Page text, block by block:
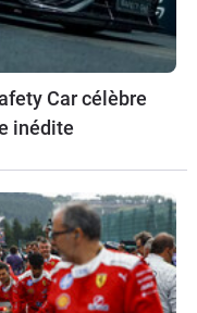
Car célèbre
inédite